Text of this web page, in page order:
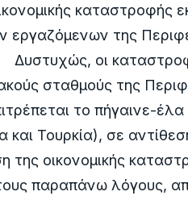
καταστροφής
εργαζόμενων της
σταθμούς της
το πήγαινε-
Τουρκία), σε
της οικονομικής
παραπάνω λόγους,